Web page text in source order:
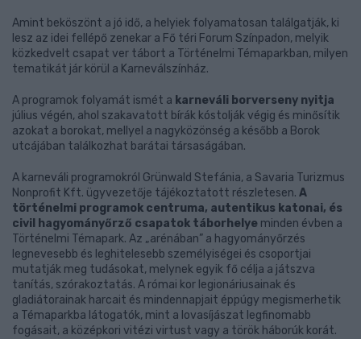
Amint beköszönt a jó idő, a helyiek folyamatosan találgatják, ki
lesz az idei fellépő zenekar a Fő téri Forum Színpadon, melyik
közkedvelt csapat ver tábort a Történelmi Témaparkban, milyen
tematikát jár körül a Karneválszínház.
A programok folyamát ismét a karneváli borverseny nyitja
július végén, ahol szakavatott bírák kóstolják végig és minősítik
azokat a borokat, mellyel a nagyközönség a később a Borok
utcájában találkozhat barátai társaságában.
A karneváli programokról Grünwald Stefánia, a Savaria Turizmus
Nonprofit Kft. ügyvezetője tájékoztatott részletesen. A
történelmi programok centruma, autentikus katonai, és
civil hagyományőrző csapatok táborhelye minden évben a
Történelmi Témapark. Az „arénában” a hagyományőrzés
legnevesebb és leghitelesebb személyiségei és csoportjai
mutatják meg tudásokat, melynek egyik fő célja a játszva
tanítás, szórakoztatás. A római kor legionáriusainak és
gladiátorainak harcait és mindennapjait éppúgy megismerhetik
a Témaparkba látogatók, mint a lovasíjászat legfinomabb
fogásait, a középkori vitézi virtust vagy a török háborúk korát.